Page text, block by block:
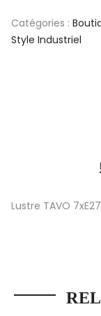
Catégories :
Style Industriel
Lustre TAVO